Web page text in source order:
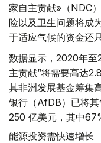
家自主贡献»（NDC
险以及卫生问题将成
于适应气候的资金还
数据显示，2020年至
主贡献”将需要高达
其非洲发展基金筹集
银行（AfDB）已将
250 亿美元，其中
能源投资需快速增长